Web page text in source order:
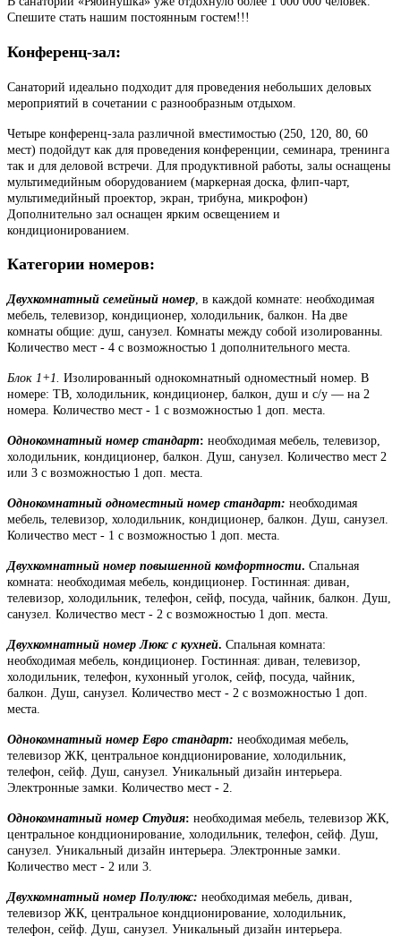
Спешите стать нашим постоянным гостем!!!
Конференц-зал:
Санаторий идеально подходит для проведения небольших деловых
мероприятий в сочетании с разнообразным отдыхом.
Четыре конференц-зала различной вместимостью (250, 120, 80, 60
мест) подойдут как для проведения конференции, семинара, тренинга
так и для деловой встречи. Для продуктивной работы, залы оснащены
мультимедийным оборудованием (маркерная доска, флип-чарт,
мультимедийный проектор, экран, трибуна, микрофон)
Дополнительно зал оснащен ярким освещением и
кондиционированием.
Категории номеров:
Двухкомнатный семейный номер, в каждой комнате: необходимая
мебель, телевизор, кондиционер, холодильник, балкон. На две
комнаты общие: душ, санузел. Комнаты между собой изолированны.
Количество мест - 4 с возможностью 1 дополнительного места.
Блок 1+1. Изолированный однокомнатный одноместный номер. В
номере: ТВ, холодильник, кондиционер, балкон, душ и с/у — на 2
номера. Количество мест - 1 с возможностью 1 доп. места.
Однокомнатный номер стандарт: необходимая мебель, телевизор,
холодильник, кондиционер, балкон. Душ, санузел. Количество мест 2
или 3 с возможностью 1 доп. места.
Однокомнатный одноместный номер стандарт: необходимая
мебель, телевизор, холодильник, кондиционер, балкон. Душ, санузел.
Количество мест - 1 с возможностью 1 доп. места.
Двухкомнатный номер повышенной комфортности. Спальная
комната: необходимая мебель, кондиционер. Гостинная: диван,
телевизор, холодильник, телефон, сейф, посуда, чайник, балкон. Душ,
санузел. Количество мест - 2 с возможностью 1 доп. места.
Двухкомнатный номер Люкс с кухней. Спальная комната:
необходимая мебель, кондиционер. Гостинная: диван, телевизор,
холодильник, телефон, кухонный уголок, сейф, посуда, чайник,
балкон. Душ, санузел. Количество мест - 2 с возможностью 1 доп.
места.
Однокомнатный номер Евро стандарт: необходимая мебель,
телевизор ЖК, центральное кондционирование, холодильник,
телефон, сейф. Душ, санузел. Уникальный дизайн интерьера.
Электронные замки. Количество мест - 2.
Однокомнатный номер Студия: необходимая мебель, телевизор ЖК,
центральное кондционирование, холодильник, телефон, сейф. Душ,
санузел. Уникальный дизайн интерьера. Электронные замки.
Количество мест - 2 или 3.
Двухкомнатный номер Полулюкс: необходимая мебель, диван,
телевизор ЖК, центральное кондционирование, холодильник,
телефон, сейф. Душ, санузел. Уникальный дизайн интерьера.